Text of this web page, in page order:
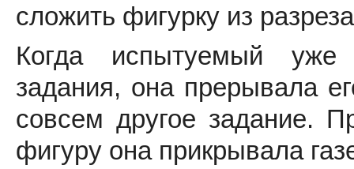
сложить фигурку из
Когда испытуемый уже
задания, она прерывала
совсем другое задание.
фигуру она прикрывала